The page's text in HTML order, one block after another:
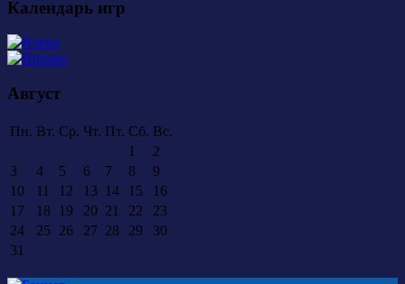
Календарь игр
Август
Пн. Вт. Ср. Чт. Пт. Сб. Вс.
1
2
3
4 5 6 7 8
9
10
11 12 13 14 15
16
17
18 19 20 21 22
23
24
25 26 27 28 29
30
31